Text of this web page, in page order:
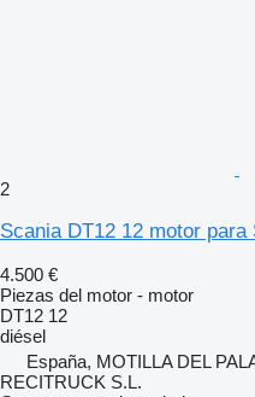
2
Scania DT12 12 motor
4.500 €
Piezas del motor - motor
DT12 12
diésel
España, MOTILLA DEL
RECITRUCK S.L.